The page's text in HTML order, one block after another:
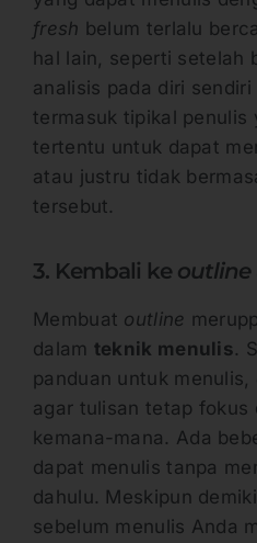
fresh belum terlalu
hal lain, seperti setelah
analisis pada diri sendiri
termasuk tipikal penulis
tertentu untuk dapat
atau justru tidak
tersebut.
3. Kembali ke outline
Membuat outline
dalam teknik menulis.
panduan untuk menulis,
agar tulisan tetap fokus
kemana-mana. Ada
dapat menulis tanpa
dahulu. Meskipun
sebelum menulis Anda